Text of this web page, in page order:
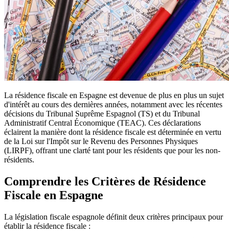
La résidence fiscale en Espagne est devenue de plus en plus un sujet
d'intérêt au cours des dernières années, notamment avec les récentes
décisions du Tribunal Suprême Espagnol (TS) et du Tribunal
Administratif Central Économique (TEAC). Ces déclarations
éclairent la manière dont la résidence fiscale est déterminée en vertu
de la Loi sur l'Impôt sur le Revenu des Personnes Physiques
(LIRPF), offrant une clarté tant pour les résidents que pour les non-
résidents.
Comprendre les Critères de Résidence
Fiscale en Espagne
La législation fiscale espagnole définit deux critères principaux pour
établir la résidence fiscale :